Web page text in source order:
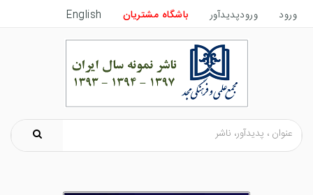
ورود ورودپدیدآور باشگاه مشتریان English